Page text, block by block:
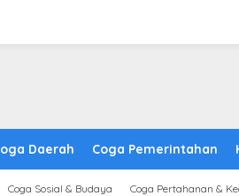
Daerah Coga Pemerintahan
Coga Sosial & Budaya Coga Pertahanan &